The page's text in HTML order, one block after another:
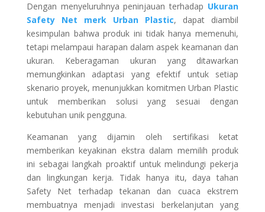
Dengan menyeluruhnya peninjauan terhadap Ukuran
Safety Net merk Urban Plastic, dapat diambil
kesimpulan bahwa produk ini tidak hanya memenuhi,
tetapi melampaui harapan dalam aspek keamanan dan
ukuran. Keberagaman ukuran yang ditawarkan
memungkinkan adaptasi yang efektif untuk setiap
skenario proyek, menunjukkan komitmen Urban Plastic
untuk memberikan solusi yang sesuai dengan
kebutuhan unik pengguna.
Keamanan yang dijamin oleh sertifikasi ketat
memberikan keyakinan ekstra dalam memilih produk
ini sebagai langkah proaktif untuk melindungi pekerja
dan lingkungan kerja. Tidak hanya itu, daya tahan
Safety Net terhadap tekanan dan cuaca ekstrem
membuatnya menjadi investasi berkelanjutan yang